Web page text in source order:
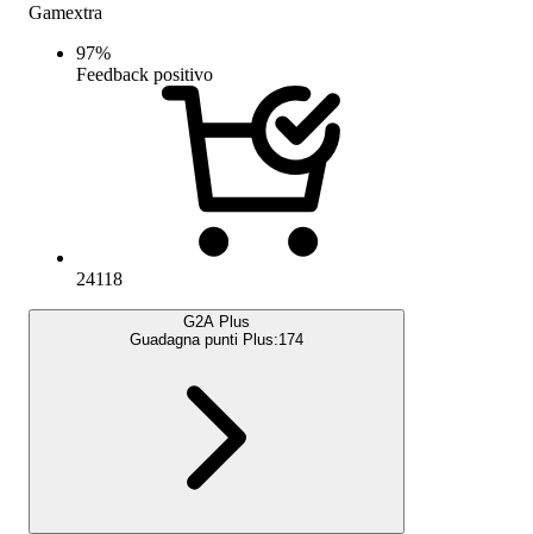
Gamextra
97%
Feedback positivo
24118
G2A Plus
Guadagna punti Plus:174